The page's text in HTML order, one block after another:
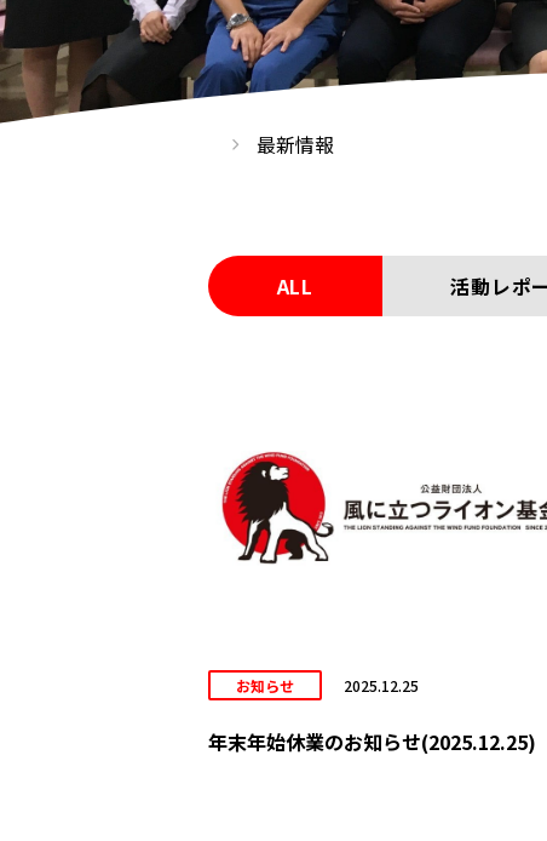
最新情報
ALL 活動レポ
お知らせ 2025.12.25
年末年始休業のお知らせ(2025.12.25)